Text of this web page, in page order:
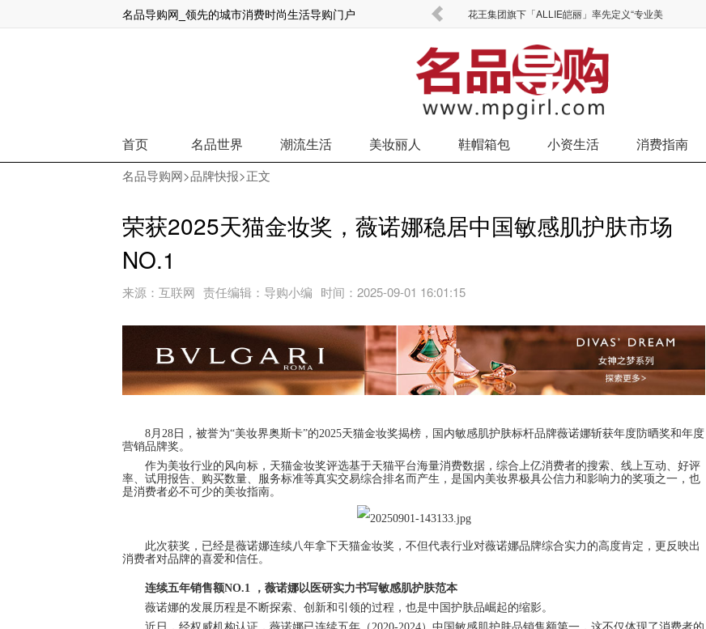
名品导购网_领先的城市消费时尚生活导购门户
荟绿星球21天可持续生活挑战，打卡热潮持续 花王集团旗下「ALLIE皑丽」率先定义“专业美
首页 名品世界 潮流生活 美妆丽人 鞋帽箱包 小资生活 消费指南
名品导购网>品牌快报>正文
荣获2025天猫金妆奖，薇诺娜稳居中国敏感肌护肤市场
NO.1
来源： 互联网 责任编辑： 导购小编 时间： 2025-09-01 16:01:15
8月28日，被誉为“美妆界奥斯卡”的2025天猫金妆奖揭榜，国内敏感肌护肤标杆品牌薇诺娜斩获年度防晒奖和年度
营销品牌奖。
作为美妆行业的风向标，天猫金妆奖评选基于天猫平台海量消费数据，综合上亿消费者的搜索、线上互动、好评
率、试用报告、购买数量、服务标准等真实交易综合排名而产生，是国内美妆界极具公信力和影响力的奖项之一，也
是消费者必不可少的美妆指南。
此次获奖，已经是薇诺娜连续八年拿下天猫金妆奖，不但代表行业对薇诺娜品牌综合实力的高度肯定，更反映出
消费者对品牌的喜爱和信任。
连续五年销售额NO.1 ，薇诺娜以医研实力书写敏感肌护肤范本
薇诺娜的发展历程是不断探索、创新和引领的过程，也是中国护肤品崛起的缩影。